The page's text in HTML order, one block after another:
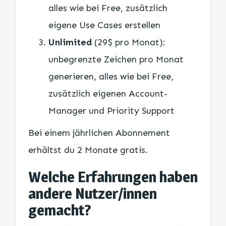
alles wie bei Free, zusätzlich
eigene Use Cases erstellen
Unlimited (29$ pro Monat):
unbegrenzte Zeichen pro Monat
generieren, alles wie bei Free,
zusätzlich eigenen Account-
Manager und Priority Support
Bei einem jährlichen Abonnement
erhältst du 2 Monate gratis.
Welche Erfahrungen haben
andere Nutzer/innen
gemacht?